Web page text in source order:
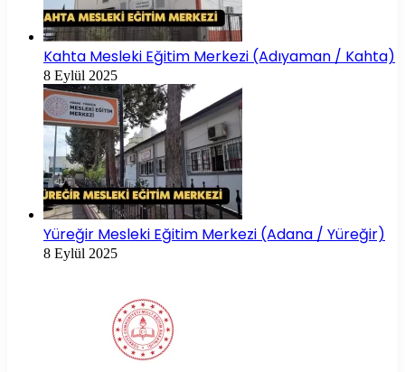
Kahta Mesleki Eğitim Merkezi (Adıyaman / Kahta)
8 Eylül 2025
Yüreğir Mesleki Eğitim Merkezi (Adana / Yüreğir)
8 Eylül 2025